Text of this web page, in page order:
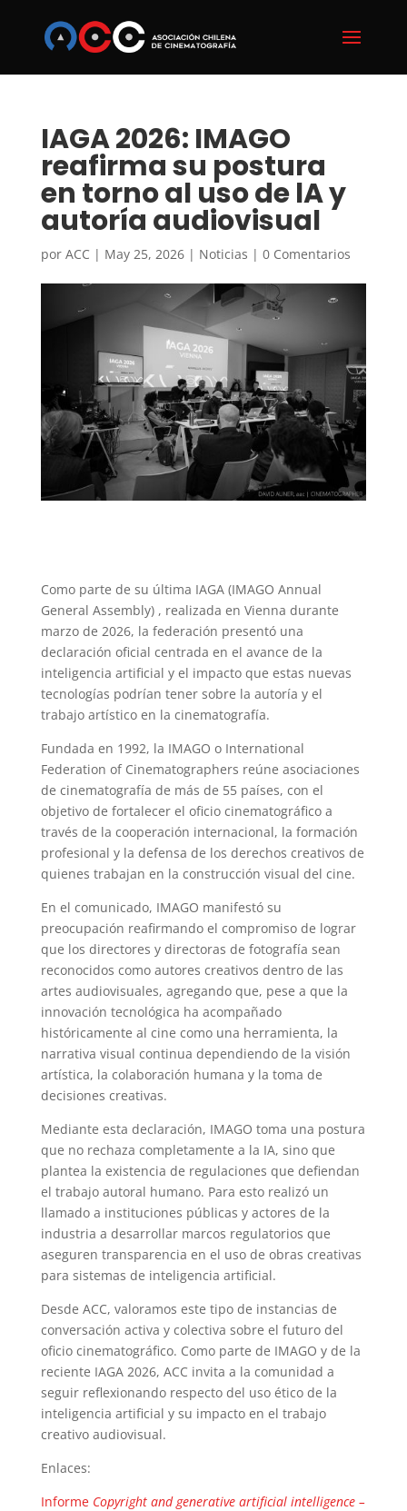
IAGA 2026: IMAGO
reafirma su postura
en torno al uso de lA y
autoría audiovisual
por ACC | May 25, 2026| Noticias | 0 Comentarios
Como parte de su última IAGA (IMAGO Annual
General Assembly) , realizada en Vienna durante
marzo de 2026, la federación presentó una
declaración oficial centrada en el avance de la
inteligencia artificial y el impacto que estas nuevas
tecnologías podrían tener sobre la autoría y el
trabajo artístico en la cinematografía.
Fundada en 1992, la IMAGO o International
Federation of Cinematographers reúne asociaciones
de cinematografía de más de 55 países, con el
objetivo de fortalecer el oficio cinematográfico a
través de la cooperación internacional, la formación
profesional y la defensa de los derechos creativos de
quienes trabajan en la construcción visual del cine.
En el comunicado, IMAGO manifestó su
preocupación reafirmando el compromiso de lograr
que los directores y directoras de fotografía sean
reconocidos como autores creativos dentro de las
artes audiovisuales, agregando que, pese a que la
innovación tecnológica ha acompañado
históricamente al cine como una herramienta, la
narrativa visual continua dependiendo de la visión
artística, la colaboración humana y la toma de
decisiones creativas.
Mediante esta declaración, IMAGO toma una postura
que no rechaza completamente a la IA, sino que
plantea la existencia de regulaciones que defiendan
el trabajo autoral humano. Para esto realizó un
llamado a instituciones públicas y actores de la
industria a desarrollar marcos regulatorios que
aseguren transparencia en el uso de obras creativas
para sistemas de inteligencia artificial.
Desde ACC, valoramos este tipo de instancias de
conversación activa y colectiva sobre el futuro del
oficio cinematográfico. Como parte de IMAGO y de la
reciente IAGA 2026, ACC invita a la comunidad a
seguir reflexionando respecto del uso ético de la
inteligencia artificial y su impacto en el trabajo
creativo audiovisual.
Enlaces:
Informe Copyright and generative artificial intelligence –